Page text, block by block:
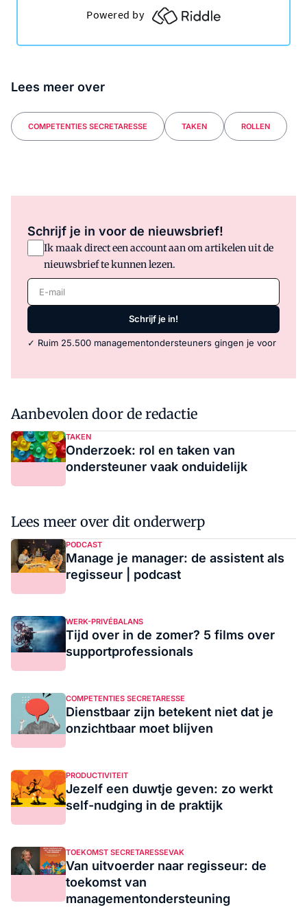
Lees meer over
COMPETENTIES SECRETARESSE TAKEN ROLLEN
Schrijf je in voor de nieuwsbrief!
Ik maak direct een account aan om artikelen uit de
nieuwsbrief te kunnen lezen.
E-mail
Schrijf je in!
✓ Ruim 25.500 managementondersteuners gingen je voor
Aanbevolen door de redactie
TAKEN
Onderzoek: rol en taken van
ondersteuner vaak onduidelijk
Lees meer over dit onderwerp
PODCAST
Manage je manager: de assistent als
regisseur | podcast
WERK-PRIVÉBALANS
Tijd over in de zomer? 5 films over
supportprofessionals
COMPETENTIES SECRETARESSE
Dienstbaar zijn betekent niet dat je
onzichtbaar moet blijven
PRODUCTIVITEIT
Jezelf een duwtje geven: zo werkt
self-nudging in de praktijk
TOEKOMST SECRETARESSEVAK
Van uitvoerder naar regisseur: de
toekomst van
managementondersteuning